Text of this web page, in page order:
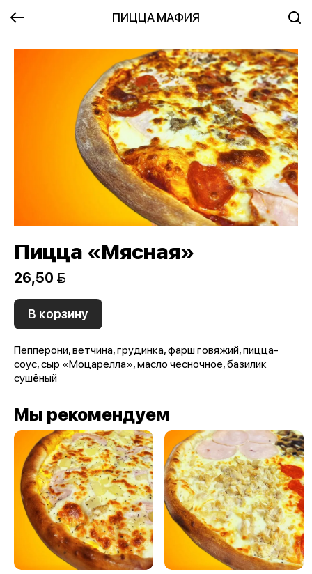
ПИЦЦА МАФИЯ
Пицца «Мясная»
26,50 
В корзину
Пепперони, ветчина, грудинка, фарш говяжий, пицца-
соус, сыр «Моцарелла», масло чесночное, базилик
сушёный
Мы рекомендуем